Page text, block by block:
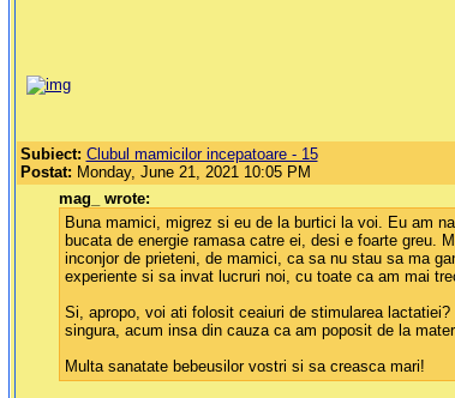
Subiect: Clubul mamicilor incepatoare - 15
Postat: Monday, June 21, 2021 10:05 PM
mag_ wrote:
Buna mamici, migrez si eu de la burtici la voi. Eu am
bucata de energie ramasa catre ei, desi e foarte greu.
inconjor de prieteni, de mamici, ca sa nu stau sa ma
experiente si sa invat lucruri noi, cu toate ca am mai
Si, apropo, voi ati folosit ceaiuri de stimularea
singura, acum insa din cauza ca am poposit de la
Multa sanatate bebeusilor vostri si sa creasca mari!